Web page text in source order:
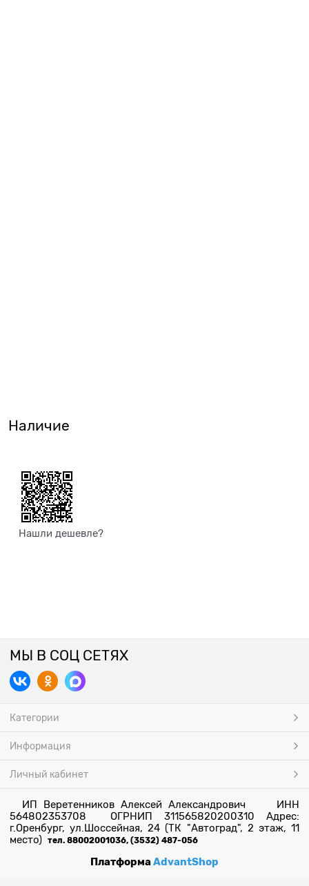
Наличие
Нашли дешевле?
МЫ В СОЦ СЕТЯХ
Категории
Информация
Личный кабинет
ИП Веретенников Алексей Александрович ИНН
564802353708 ОГРНИП 311565820200310 Адрес:
г.Оренбург, ул.Шоссейная, 24 (ТК "Автоград", 2 этаж, 11
место) тел. 88002001036, (3532) 487-056
ПлатформаAdvantShop